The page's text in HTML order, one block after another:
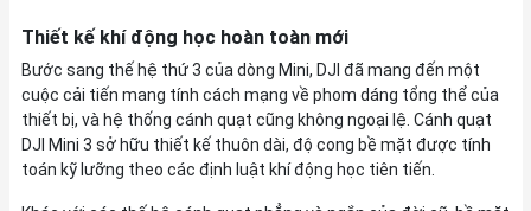
Thiết kế khí động học hoàn toàn mới
Bước sang thế hệ thứ 3 của dòng Mini, DJI đã mang đến một
cuộc cải tiến mang tính cách mạng về phom dáng tổng thể của
thiết bị, và hệ thống cánh quạt cũng không ngoại lệ. Cánh quạt
DJI Mini 3 sở hữu thiết kế thuôn dài, độ cong bề mặt được tính
toán kỹ lưỡng theo các định luật khí động học tiên tiến.